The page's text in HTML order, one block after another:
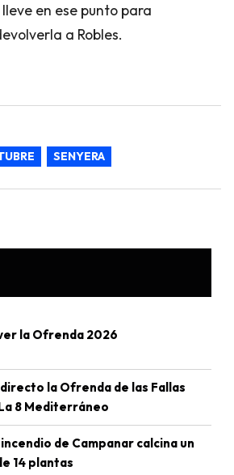
en ese punto para
a Robles.
SENYERA
la Ofrenda 2026
la Ofrenda de las Fallas
8 Mediterráneo
de Campanar calcina un
14 plantas